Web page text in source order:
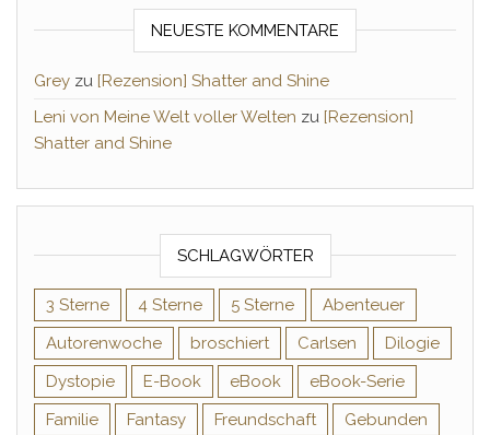
NEUESTE KOMMENTARE
Grey zu [Rezension] Shatter and Shine
Leni von Meine Welt voller Welten zu [Rezension]
Shatter and Shine
SCHLAGWÖRTER
3 Sterne 4 Sterne 5 Sterne
Abenteuer
Autorenwoche
broschiert Carlsen
Dilogie
Dystopie
E-Book eBook
eBook-Serie
Familie
Fantasy Freundschaft
Gebunden